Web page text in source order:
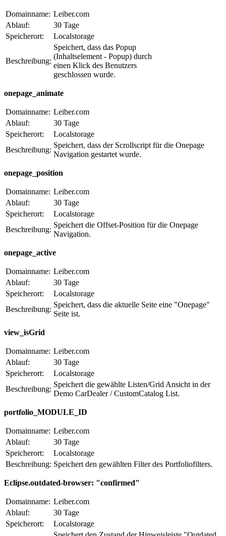
Domainname: Leiber.com
Ablauf:
30 Tage
Speicherort:
Localstorage
Beschreibung:
Speichert, dass das Popup
(Inhaltselement - Popup) durch
einen Klick des Benutzers
geschlossen wurde.
onepage_animate
Domainname: Leiber.com
Ablauf:
30 Tage
Speicherort:
Localstorage
Beschreibung:
Speichert, dass der Scrollscript für die Onepage
Navigation gestartet wurde.
onepage_position
Domainname: Leiber.com
Ablauf:
30 Tage
Speicherort:
Localstorage
Beschreibung:
Speichert die Offset-Position für die Onepage
Navigation.
onepage_active
Domainname: Leiber.com
Ablauf:
30 Tage
Speicherort:
Localstorage
Beschreibung:
Speichert, dass die aktuelle Seite eine "Onepage"
Seite ist.
view_isGrid
Domainname: Leiber.com
Ablauf:
30 Tage
Speicherort:
Localstorage
Beschreibung:
Speichert die gewählte Listen/Grid Ansicht in der
Demo CarDealer / CustomCatalog List.
portfolio_MODULE_ID
Domainname: Leiber.com
Ablauf:
30 Tage
Speicherort:
Localstorage
Beschreibung: Speichert den gewählten Filter des Portfoliofilters.
Eclipse.outdated-browser: "confirmed"
Domainname: Leiber.com
Ablauf:
30 Tage
Speicherort:
Localstorage